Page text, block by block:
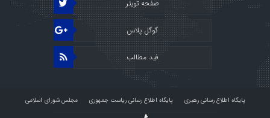
صفحه تویتر
گوگل پلاس
فید مطالب
پایگاه اطلاع رسانی رهبری پایگاه اطلاع رسانی ریاست جمهوری مجلس شورای اسلامی